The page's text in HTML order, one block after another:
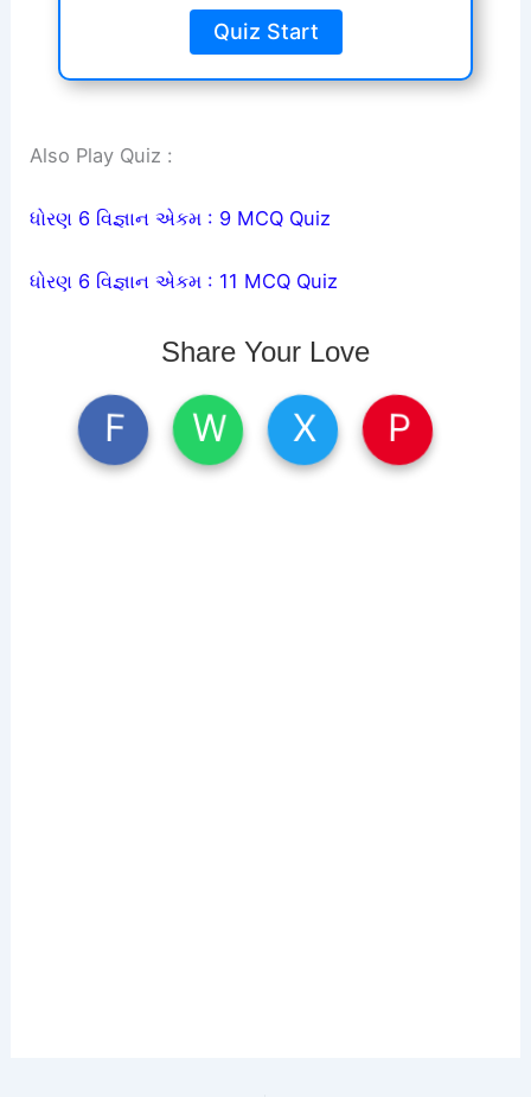
Quiz Start
Also Play Quiz :
ધોરણ 6 વિજ્ઞાન એકમ : 9 MCQ Quiz
ધોરણ 6 વિજ્ઞાન એકમ : 11 MCQ Quiz
Share Your Love
F W X P